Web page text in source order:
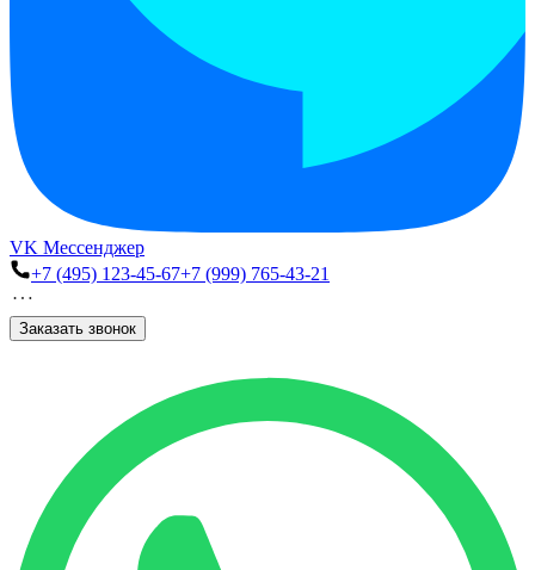
VK Мессенджер
+7 (495) 123-45-67+7 (999) 765-43-21
Заказать звонок